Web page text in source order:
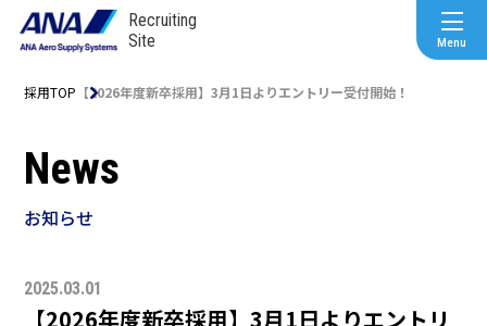
Recruiting
Site
採用TOP 【2026年度新卒採用】3月1日よりエントリー受付開始！
News
お知らせ
2025.03.01
【2026年度新卒採用】3月1日よりエントリ